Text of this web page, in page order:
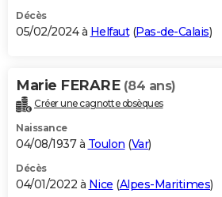
Décès
05/02/2024 à Helfaut(Pas-de-Calais)
Marie FERARE (84 ans)
Créer une cagnotte obsèques
Naissance
04/08/1937 à Toulon (Var)
Décès
04/01/2022 à Nice (Alpes-Maritimes)